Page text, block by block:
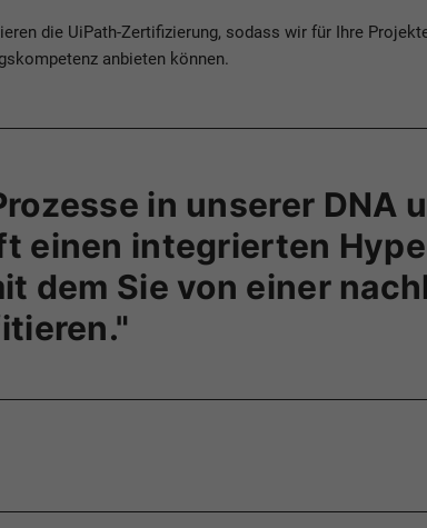
die UiPath-Zertifizierung, sodass wir für Ihre
anbieten können.
in unserer DNA
einen integrierten
dem Sie von einer